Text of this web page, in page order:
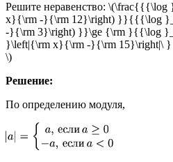
Решите неравенство:
x}{\rm -}{\rm 12}\right) }}{{{\log
-}{\rm 3}\right) }}\ge {\rm }{{\log
}\left|{\rm x}{\rm -}{\rm 15}\right|\ }
\)
Решение:
По определению модуля,